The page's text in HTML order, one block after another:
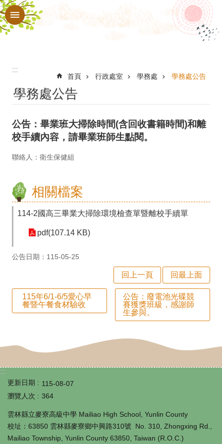
跳到主要內容區塊
進
認
校
行
政
室
專
區
專
行
填
報
系
統
:::
:::
首頁 行政處室 學務處 學務處公告
學務處公告
公告：畢業班大掃除時間(含回收書籍時間)和離
校手續內容，請畢業班師生點閱。
聯絡人：衛生保健組
相關檔案
114-2國高三畢業大掃除環境檢查單暨離校手續單
pdf(107.14 KB)
公告日期：115-05-25
回上一頁 回最上面
115年6/1-6/5愛心早
餐暨午餐食材驗收
公告：廢電池光碟競
賽獲獎班級，感謝師
生參與。
:::
更新日期
115-08-07
瀏覽人次
364
雲林縣立麥寮高級中學 Mailiao High School, Yunlin County
校址：63850 雲林縣麥寮鄉中興路310號 No. 310, Zhongxing Rd.,
Mailiao Township, Yunlin County 63850, Taiwan (R.O.C.)